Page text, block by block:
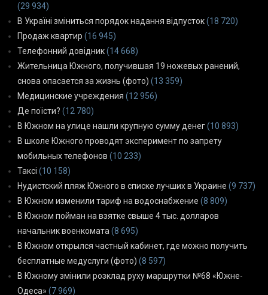
(29 934)
В Україні зміниться порядок надання відпусток(18 720)
Продаж квартир (16 945)
Телефонний довідник(14 668)
Жительница Южного, получившая 19 ножевых ранений,
снова опасается за жизнь (фото) (13 359)
Медицинские учреждения (12 956)
Де поїсти? (12 780)
В Южном на улице нашли крупную сумму денег(10 893)
В школе Южного проводят эксперимент по запрету
мобильных телефонов (10 233)
Таксі (10 158)
Нудистский пляж Южного в списке лучших в Украине (9 737)
В Южном изменили тариф на водоснабжение (8 809)
В Южном пойман на взятке свыше 4 тыс. долларов
начальник военкомата (8 695)
В Южном открылся частный кабинет, где можно получить
бесплатные медуслуги (фото) (8 597)
В Южному змінили розклад руху маршрутки №68 «Южне-
Одеса» (7 969)